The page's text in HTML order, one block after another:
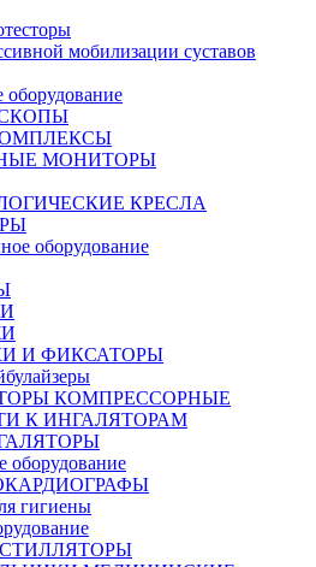
мобилизации суставов
оборудование
МОНИТОРЫ
КРЕСЛА
оборудование
И ФИКСАТОРЫ
КОМПРЕССОРНЫЕ
К ИНГАЛЯТОРАМ
оборудование
гигиены